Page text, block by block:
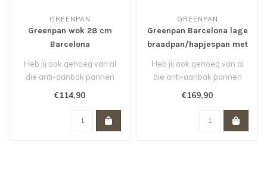
GREENPAN
Greenpan wok 28 cm
Barcelona
Heb jij ook genoeg van al
die anti-aanbak pannen
met PFAS, die schadelijk
€114,90
GREENPAN
Greenpan Barcelona lage
braadpan/hapjespan met
deksel 30 cm
Heb jij ook genoeg van al
die anti-aanbak pannen
met PFAS, die schadelijk
€169,90